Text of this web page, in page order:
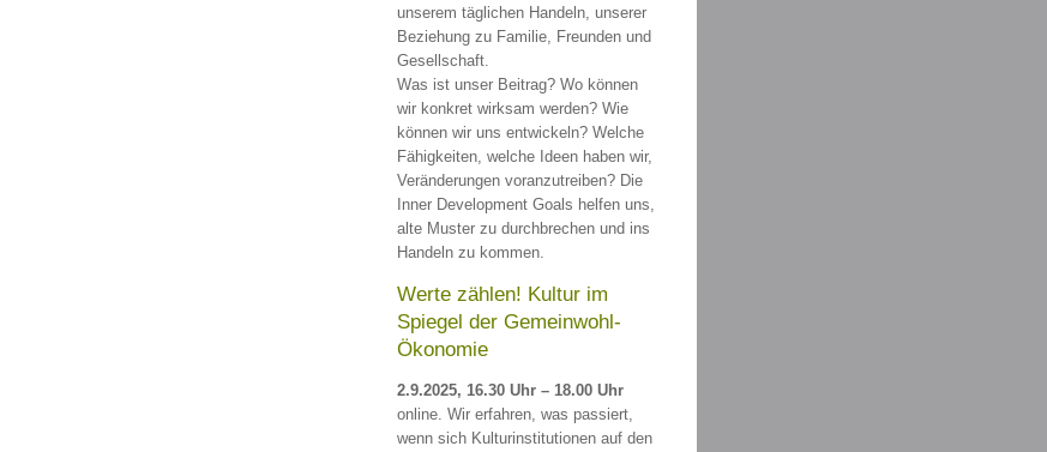
unserem täglichen Handeln, unserer
Beziehung zu Familie, Freunden und
Gesellschaft.
Was ist unser Beitrag? Wo können
wir konkret wirksam werden? Wie
können wir uns entwickeln? Welche
Fähigkeiten, welche Ideen haben wir,
Veränderungen voranzutreiben? Die
Inner Development Goals helfen uns,
alte Muster zu durchbrechen und ins
Handeln zu kommen.
Werte zählen! Kultur im
Spiegel der Gemeinwohl-
Ökonomie
2.9.2025, 16.30 Uhr – 18.00 Uhr
online. Wir erfahren, was passiert,
wenn sich Kulturinstitutionen auf den